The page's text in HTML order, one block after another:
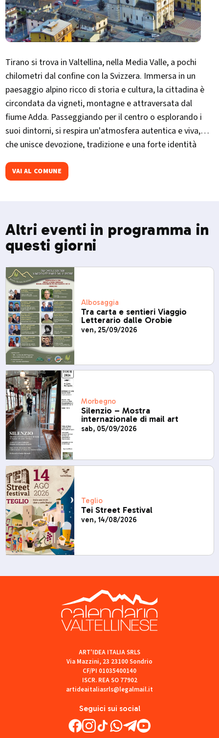
Tirano si trova in Valtellina, nella Media Valle, a pochi
chilometri dal confine con la Svizzera. Immersa in un
paesaggio alpino ricco di storia e cultura, la cittadina è
circondata da vigneti, montagne e attraversata dal
fiume Adda. Passeggiando per il centro o esplorando i
suoi dintorni, si respira un'atmosfera autentica e viva,
che unisce devozione, tradizione e una forte identità
VAI AL COMUNE
Altri eventi in programma in
questi giorni
Albosaggia
Tra carta e sentieri Viaggio
Letterario dalle Orobie
ven, 25/09/2026
Morbegno
Silenzio – Mostra
internazionale di mail art
sab, 05/09/2026
Teglio
Tei Street Festival
ven, 14/08/2026
Seguici sui social
ART'IDEA ITALIA SRLS
Via Mazzini, 23 23100 Sondrio
CF/PI 01035400140
ISCR. REA SO 77902
artideaitaliasrls@legalmail.it